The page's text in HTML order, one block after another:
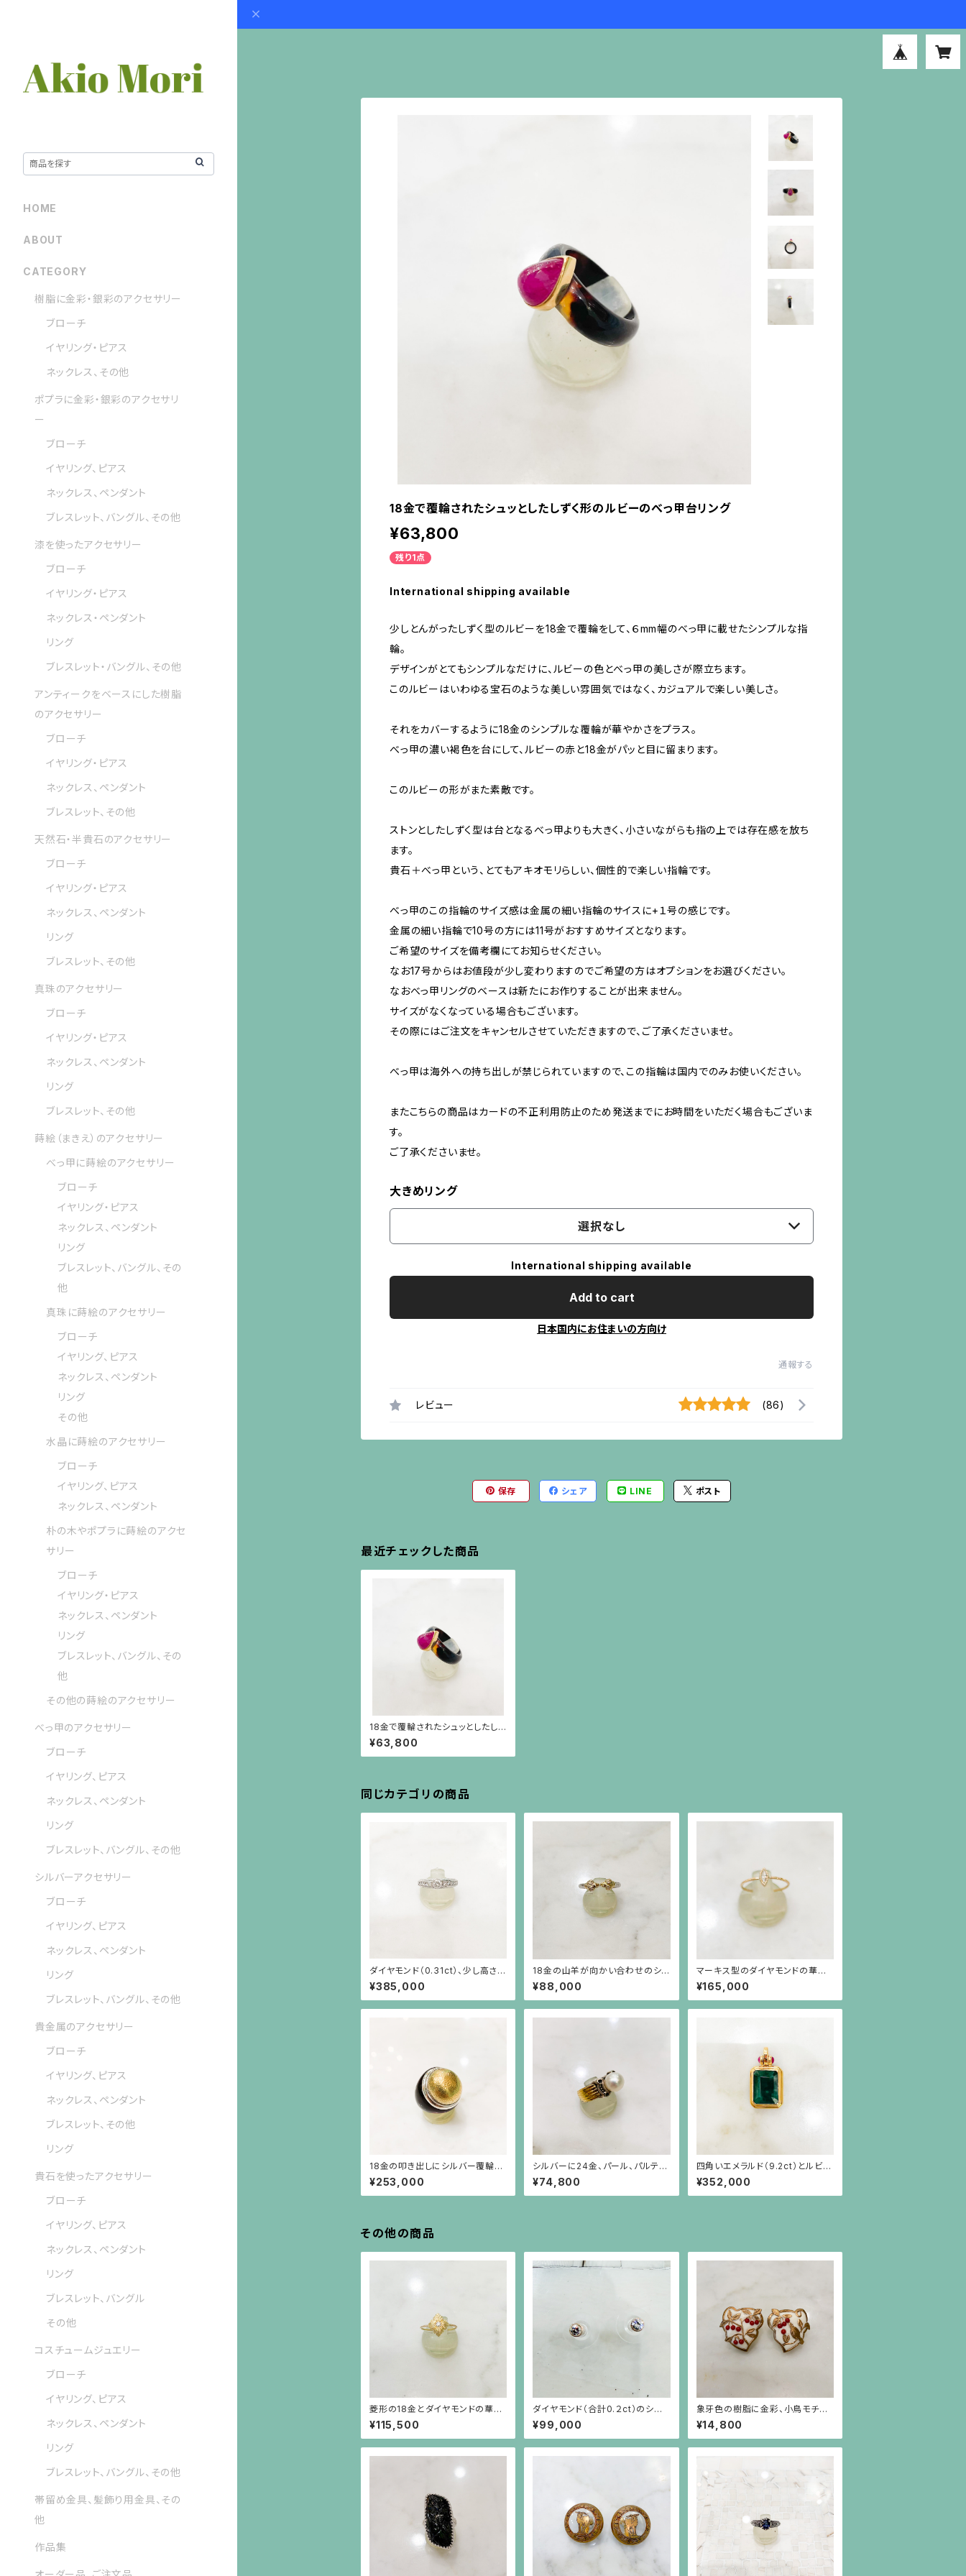
18金で覆輪されたシュッとしたしずく形のルビーのべっ甲台リング
¥63,800
残り1点
International shipping available
少しとんがったしずく型のルビーを18金で覆輪をして、６mm幅のべっ甲に載せたシンプルな指
輪。
デザインがとてもシンプルなだけに、ルビーの色とべっ甲の美しさが際立ちます。
このルビーはいわゆる宝石のような美しい雰囲気ではなく、カジュアルで楽しい美しさ。
それをカバーするように18金のシンプルな覆輪が華やかさをプラス。
べっ甲の濃い褐色を台にして、ルビーの赤と18金がパッと目に留まります。
このルビーの形がまた素敵です。
ストンとしたしずく型は台となるべっ甲よりも大きく、小さいながらも指の上では存在感を放ち
ます。
貴石＋べっ甲という、とてもアキオモリらしい、個性的で楽しい指輪です。
べっ甲のこの指輪のサイズ感は金属の細い指輪のサイスに+１号の感じです。
金属の細い指輪で10号の方には11号がおすすめサイズとなります。
ご希望のサイズを備考欄にてお知らせください。
なお17号からはお値段が少し変わりますのでご希望の方はオプションをお選びください。
なおべっ甲リングのベースは新たにお作りすることが出来ません。
サイズがなくなっている場合もございます。
その際にはご注文をキャンセルさせていただきますので、ご了承くださいませ。
べっ甲は海外への持ち出しが禁じられていますので、この指輪は国内でのみお使いください。
またこちらの商品はカードの不正利用防止のため発送までにお時間をいただく場合もございま
す。
ご了承くださいませ。
大きめリング
選択なし
International shipping available
Add to cart
日本国内にお住まいの方向け
通報する
レビュー (86)
保存 シェア LINE ポスト
最近チェックした商品
18金で覆輪されたシュッとしたしず
く形のルビーのべっ甲台リング
¥63,800
同じカテゴリの商品
ダイヤモンド（0.31ct）、少し高さの
あるプラチナ台リング
¥385,000
18金の山羊が向かい合わせのシル
バーリング
¥88,000
マーキス型のダイヤモンドの華奢
な18金リング
¥165,000
18金の叩き出しにシルバー覆輪、
べっ甲台の指輪
¥253,000
シルバーに24金、パール、パルテノ
ン神殿の柱のデザインのリング
¥74,800
四角いエメラルド（9.2ct）とルビ
ー、18金のペンダント
¥352,000
その他の商品
菱形の18金とダイヤモンドの華奢
なリング（大）
¥115,500
ダイヤモンド（合計0.２ct）のシン
プルな18金枠ピアス（18金ポスト）
¥99,000
象牙色の樹脂に金彩、小鳥モチー
フに赤珊瑚色の実のイヤリング
¥14,800
HOME
ABOUT
CATEGORY
樹脂に金彩・銀彩のアクセサリー
ブローチ
イヤリング・ピアス
ネックレス、その他
ポプラに金彩・銀彩のアクセサリ
ー
ブローチ
イヤリング、ピアス
ネックレス、ペンダント
ブレスレット、バングル、その他
漆を使ったアクセサリー
ブローチ
イヤリング・ピアス
ネックレス・ペンダント
リング
ブレスレット・バングル、その他
アンティークをベースにした樹脂
のアクセサリー
ブローチ
イヤリング・ピアス
ネックレス、ペンダント
ブレスレット、その他
天然石・半貴石のアクセサリー
ブローチ
イヤリング・ピアス
ネックレス、ペンダント
リング
ブレスレット、その他
真珠のアクセサリー
ブローチ
イヤリング・ピアス
ネックレス、ペンダント
リング
ブレスレット、その他
蒔絵（まきえ）のアクセサリー
べっ甲に蒔絵のアクセサリー
ブローチ
イヤリング・ピアス
ネックレス、ペンダント
リング
ブレスレット、バングル、その
他
真珠に蒔絵のアクセサリー
ブローチ
イヤリング、ピアス
ネックレス、ペンダント
リング
その他
水晶に蒔絵のアクセサリー
ブローチ
イヤリング、ピアス
ネックレス、ペンダント
朴の木やポプラに蒔絵のアクセ
サリー
ブローチ
イヤリング・ピアス
ネックレス、ペンダント
リング
ブレスレット、バングル、その
他
その他の蒔絵のアクセサリー
べっ甲のアクセサリー
ブローチ
イヤリング、ピアス
ネックレス、ペンダント
リング
ブレスレット、バングル、その他
シルバーアクセサリー
ブローチ
イヤリング、ピアス
ネックレス、ペンダント
リング
ブレスレット、バングル、その他
貴金属のアクセサリー
ブローチ
イヤリング、ピアス
ネックレス、ペンダント
ブレスレット、その他
リング
貴石を使ったアクセサリー
ブローチ
イヤリング、ピアス
ネックレス、ペンダント
リング
ブレスレット、バングル
その他
コスチュームジュエリー
ブローチ
イヤリング、ピアス
ネックレス、ペンダント
リング
ブレスレット、バングル、その他
帯留め金具、髪飾り用金具、その
他
作品集